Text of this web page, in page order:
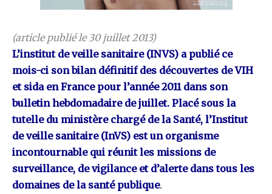
(article publié le 30 juillet 2013)
L’institut de veille sanitaire (INVS) a publié ce
mois-ci son bilan définitif des découvertes de VIH
et sida en France pour l’année 2011 dans son
bulletin hebdomadaire de juillet. Placé sous la
tutelle du ministère chargé de la Santé, l’Institut
de veille sanitaire (InVS) est un organisme
incontournable qui réunit les missions de
surveillance, de vigilance et d’alerte dans tous les
domaines de la santé publique.